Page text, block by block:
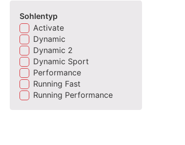
Sohlentyp
Activate
Dynamic
Dynamic 2
Dynamic Sport
Performance
Running Fast
Running Performance